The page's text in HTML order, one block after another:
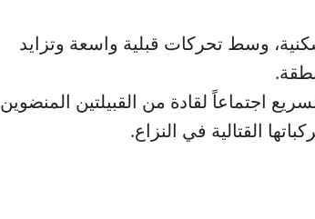
وسط تحركات قبلية واسعة وتزايد
اجتماعاً لقادة من القبيلتين المنضوين
القتالية في النزاع.